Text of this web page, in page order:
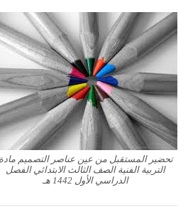
تحضير المستقبل من عين عناصر التصميم مادة
التربية الفنية الصف الثالث الابتدائي الفصل
الدراسي الأول 1442 هـ